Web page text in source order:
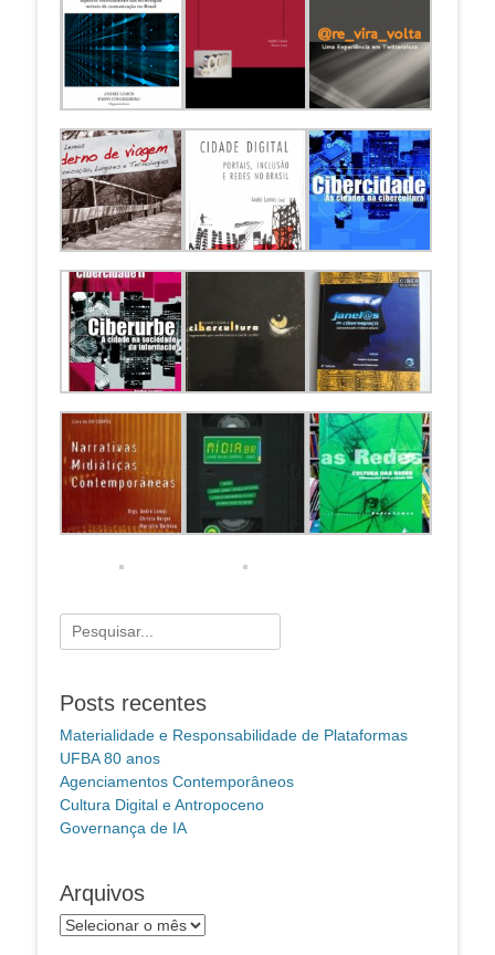
Pesquisar
por:
Posts recentes
Materialidade e Responsabilidade de Plataformas
UFBA 80 anos
Agenciamentos Contemporâneos
Cultura Digital e Antropoceno
Governança de IA
Arquivos
Arquivos